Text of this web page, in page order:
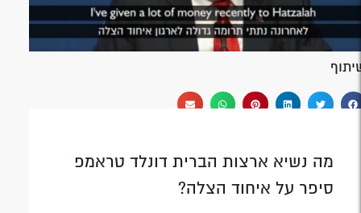
מה נשיא ארצות הברית דונלד טראמפ
סיפר על איחוד הצלה?